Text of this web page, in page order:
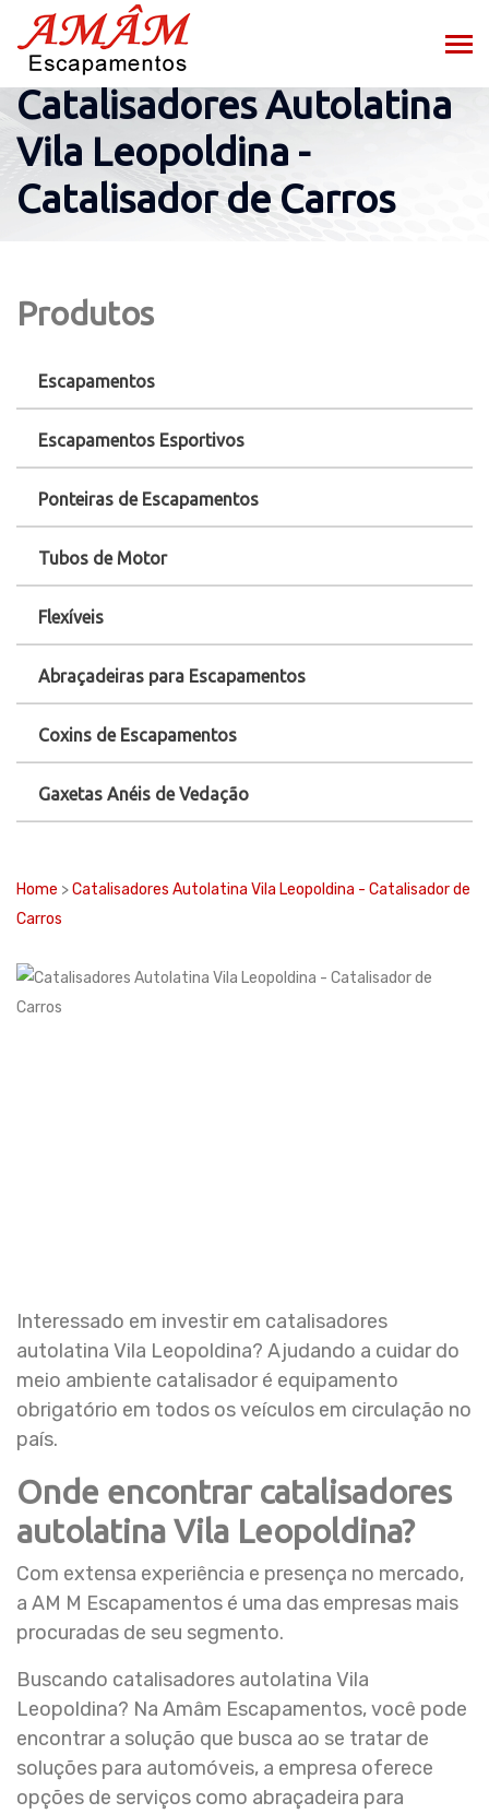
Catalisadores Autolatina
Vila Leopoldina -
Catalisador de Carros
Produtos
Escapamentos
Escapamentos Esportivos
Ponteiras de Escapamentos
Tubos de Motor
Flexíveis
Abraçadeiras para Escapamentos
Coxins de Escapamentos
Gaxetas Anéis de Vedação
Home >Catalisadores Autolatina Vila Leopoldina - Catalisador de
Carros
Interessado em investir em catalisadores
autolatina Vila Leopoldina? Ajudando a cuidar do
meio ambiente catalisador é equipamento
obrigatório em todos os veículos em circulação no
país.
Onde encontrar catalisadores
autolatina Vila Leopoldina?
Com extensa experiência e presença no mercado,
a AM M Escapamentos é uma das empresas mais
procuradas de seu segmento.
Buscando catalisadores autolatina Vila
Leopoldina? Na Amâm Escapamentos, você pode
encontrar a solução que busca ao se tratar de
soluções para automóveis, a empresa oferece
opções de serviços como abraçadeira para